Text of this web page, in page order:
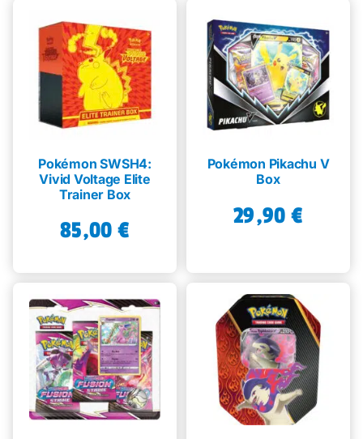
Pokémon SWSH4:
Vivid Voltage Elite
Trainer Box
85,00 €
Pokémon Pikachu V
Box
29,90 €